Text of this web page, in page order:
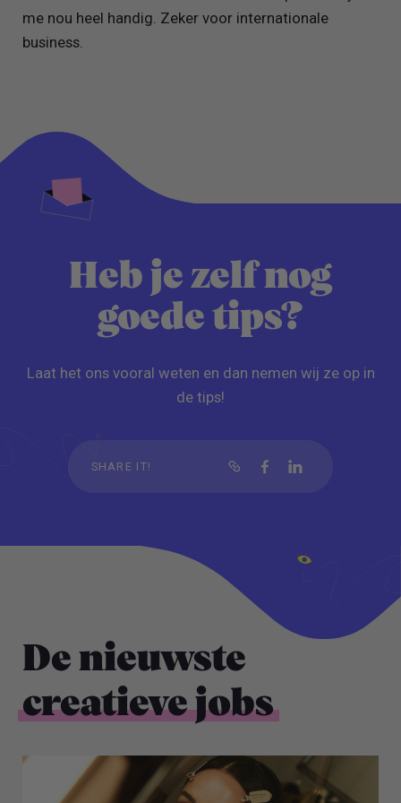
me nou heel handig. Zeker voor internationale
business.
Heb je zelf nog
goede tips?
Laat het ons vooral weten en dan nemen wij ze op in
de tips!
SHARE IT!
De nieuwste
creatieve jobs